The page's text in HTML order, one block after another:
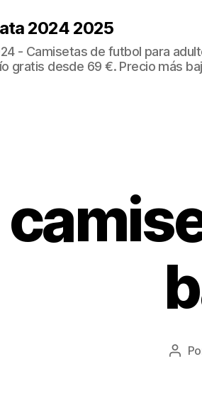
2024 2025
- Camisetas de futbol para
gratis desde 69 €. Precio más